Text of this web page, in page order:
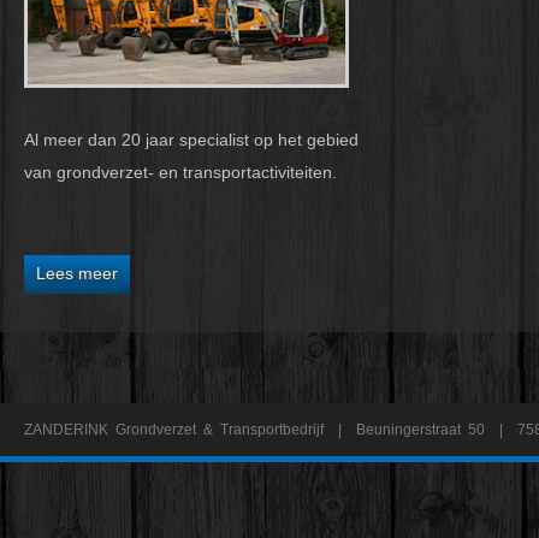
Al meer dan 20 jaar specialist op het gebied
van grondverzet- en transportactiviteiten.
Lees meer
ZANDERINK Grondverzet & Transportbedrijf | Beuningerstraat 50 |